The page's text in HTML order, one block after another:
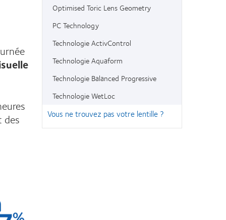
des
Optimised Toric Lens Geometry
PC Technology
Technologie ActivControl
Technologie Aquaform
Technologie Balanced Progressive
Technologie WetLoc
Vous ne trouvez pas votre lentille ?